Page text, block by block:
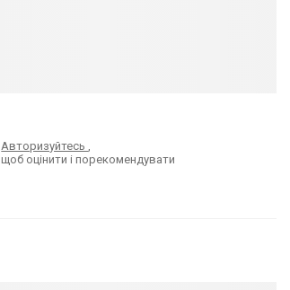
Авторизуйтесь
щоб оцінити і порекомендувати